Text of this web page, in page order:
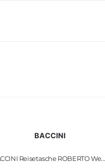
BACCINI
BACCINI Reisetasche ROBERTO Weekender Sporttasche Leder braun